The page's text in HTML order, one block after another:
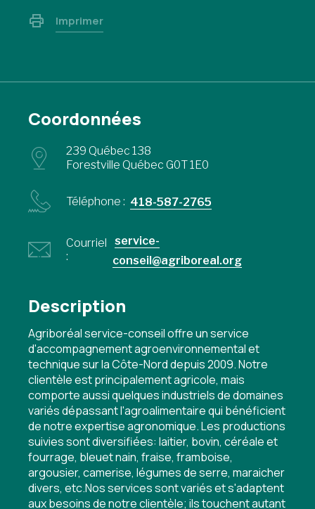
Imprimer
Coordonnées
239 Québec 138
Forestville Québec G0T 1E0
Téléphone : 418-587-2765
Courriel
:
service-
conseil@agriboreal.org
Description
Agriboréal service-conseil offre un service
d'accompagnement agroenvironnemental et
technique sur la Côte-Nord depuis 2009. Notre
clientèle est principalement agricole, mais
comporte aussi quelques industriels de domaines
variés dépassant l'agroalimentaire qui bénéficient
de notre expertise agronomique. Les productions
suivies sont diversifiées: laitier, bovin, céréale et
fourrage, bleuet nain, fraise, framboise,
argousier, camerise, légumes de serre, maraicher
divers, etc.Nos services sont variés et s'adaptent
aux besoins de notre clientèle; ils touchent autant